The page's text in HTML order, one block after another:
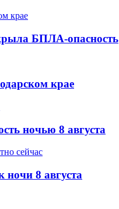
БПЛА-опасность
крае
ночью 8 августа
ночи 8 августа